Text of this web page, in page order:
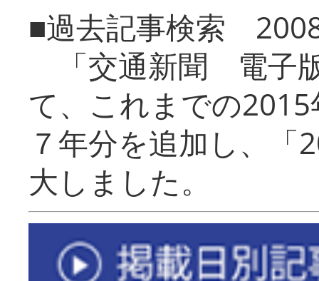
■過去記事検索
「交通新聞 電子
て、これまでの
７年分を追加し、「
大しまし